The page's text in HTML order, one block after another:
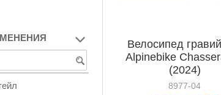
Велосипед
Alpinebike
(2024)
8977-04